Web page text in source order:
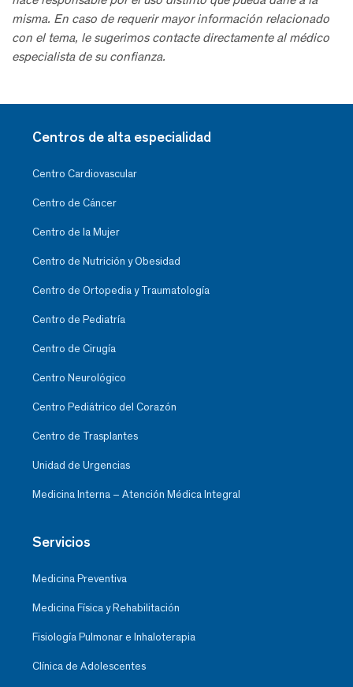
misma. En caso de requerir mayor información relacionado
con el tema, le sugerimos contacte directamente al médico
especialista de su confianza.
Centros de alta especialidad
Centro Cardiovascular
Centro de Cáncer
Centro de la Mujer
Centro de Nutrición y Obesidad
Centro de Ortopedia y Traumatología
Centro de Pediatría
Centro de Cirugía
Centro Neurológico
Centro Pediátrico del Corazón
Centro de Trasplantes
Unidad de Urgencias
Medicina Interna – Atención Médica Integral
Servicios
Medicina Preventiva
Medicina Física y Rehabilitación
Fisiología Pulmonar e Inhaloterapia
Clínica de Adolescentes